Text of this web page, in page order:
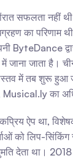
सफलता नहीं
का परिणाम
ByteDance
जाता है।
में तब शुरू
Musical.ly का
ऐप था,
को लिप-सिंकिंग
देता था।